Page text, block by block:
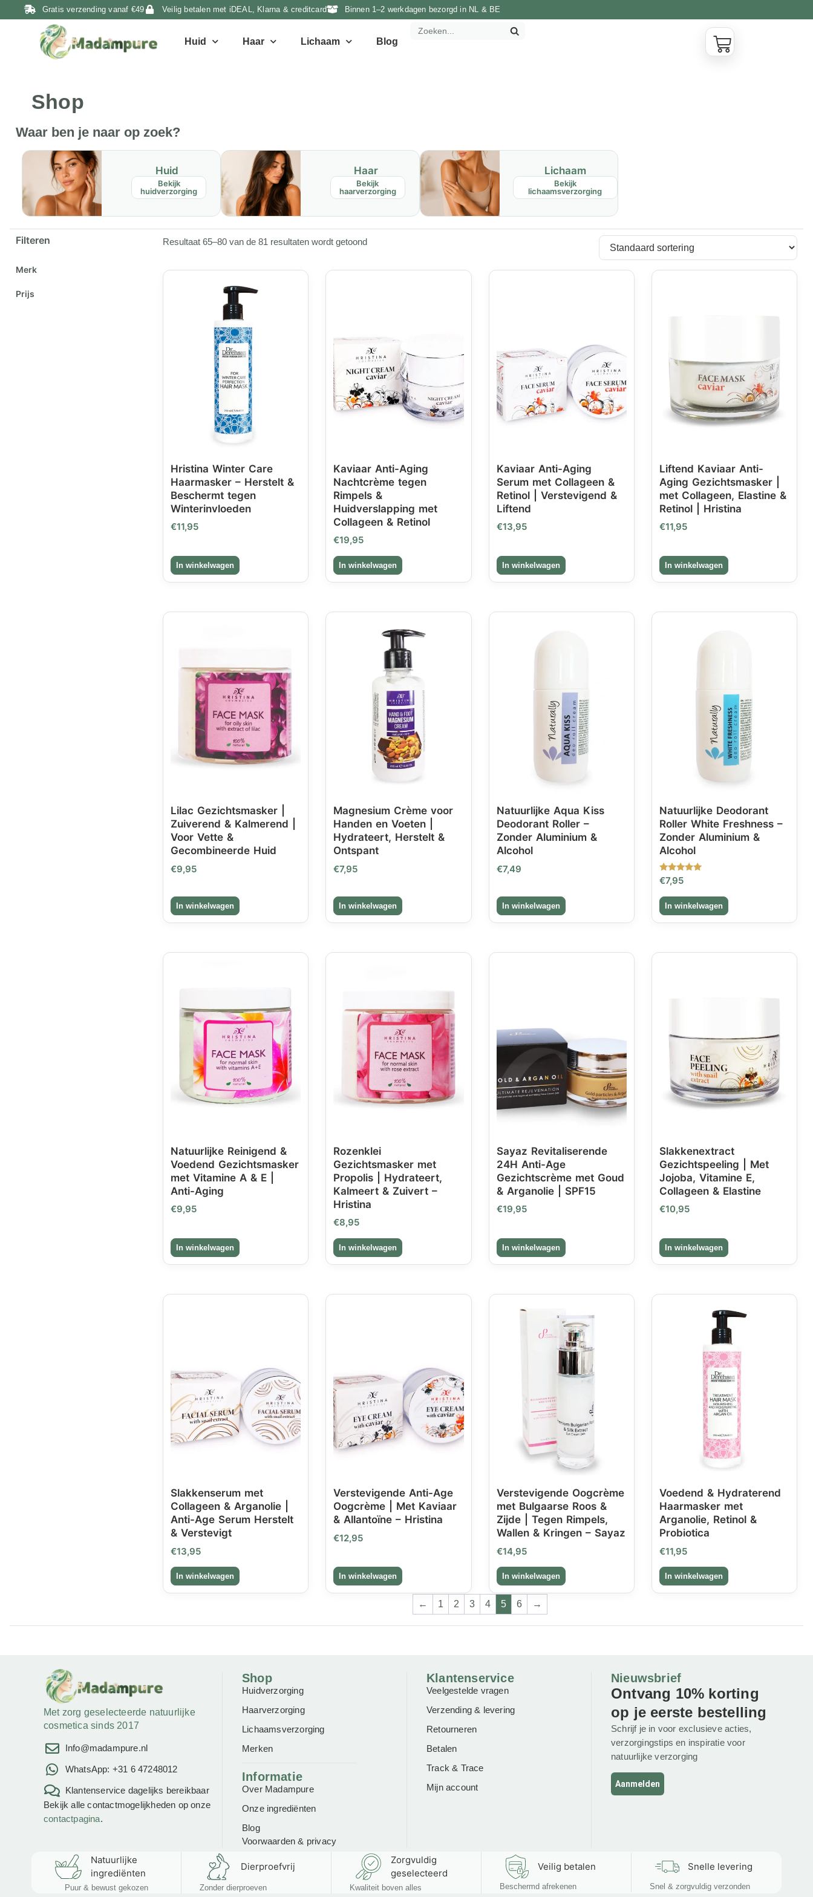
Gratis verzending vanaf €49 Veilig betalen met iDEAL, Klarna & creditcard Binnen 1–2 werkdagen bezorgd in NL & BE
Huid Haar Lichaam Blog
Shop
Waar ben je naar op zoek?
Huid
Bekijk
huidverzorging
Haar
Bekijk
haarverzorging
Lichaam
Bekijk
lichaamsverzorging
Filteren
Merk
Prijs
Resultaat 65–80 van de 81 resultaten wordt getoond
Hristina Winter Care
Haarmasker – Herstelt &
Beschermt tegen
Winterinvloeden
€11,95
Kaviaar Anti-Aging
Nachtcrème tegen
Rimpels &
Huidverslapping met
Collageen & Retinol
€19,95
Kaviaar Anti-Aging
Serum met Collageen &
Retinol | Verstevigend &
Liftend
€13,95
Liftend Kaviaar Anti-
Aging Gezichtsmasker |
met Collageen, Elastine &
Retinol | Hristina
€11,95
Lilac Gezichtsmasker |
Zuiverend & Kalmerend |
Voor Vette &
Gecombineerde Huid
€9,95
Magnesium Crème voor
Handen en Voeten |
Hydrateert, Herstelt &
Ontspant
€7,95
Natuurlijke Aqua Kiss
Deodorant Roller –
Zonder Aluminium &
Alcohol
€7,49
Natuurlijke Deodorant
Roller White Freshness –
Zonder Aluminium &
Alcohol
Gewaardeerd
5.00
€7,95
Natuurlijke Reinigend &
Voedend Gezichtsmasker
met Vitamine A & E |
Anti-Aging
€9,95
Rozenklei
Gezichtsmasker met
Propolis | Hydrateert,
Kalmeert & Zuivert –
Hristina
€8,95
Sayaz Revitaliserende
24H Anti-Age
Gezichtscrème met Goud
& Arganolie | SPF15
€19,95
Slakkenextract
Gezichtspeeling | Met
Jojoba, Vitamine E,
Collageen & Elastine
€10,95
Slakkenserum met
Collageen & Arganolie |
Anti-Age Serum Herstelt
& Verstevigt
€13,95
Verstevigende Anti-Age
Oogcrème | Met Kaviaar
& Allantoïne – Hristina
€12,95
Verstevigende Oogcrème
met Bulgaarse Roos &
Zijde | Tegen Rimpels,
Wallen & Kringen – Sayaz
€14,95
Voedend & Hydraterend
Haarmasker met
Arganolie, Retinol &
Probiotica
€11,95
← 1 2 3 4 5 6 →
Met zorg geselecteerde natuurlijke
cosmetica sinds 2017
Info@madampure.nl
WhatsApp: +31 6 47248012
Klantenservice dagelijks bereikbaar
Bekijk alle contactmogelijkheden op onze
contactpagina.
Shop
Huidverzorging
Haarverzorging
Lichaamsverzorging
Merken
Informatie
Over Madampure
Onze ingrediënten
Blog
Voorwaarden & privacy
Klantenservice
Veelgestelde vragen
Verzending & levering
Retourneren
Betalen
Track & Trace
Mijn account
Nieuwsbrief
Ontvang 10% korting
op je eerste bestelling
Schrijf je in voor exclusieve acties,
verzorgingstips en inspiratie voor
natuurlijke verzorging
Aanmelden
Natuurlijke
ingrediënten
Puur & bewust gekozen
Dierproefvrij
Zonder dierproeven
Zorgvuldig
geselecteerd
Kwaliteit boven alles
Veilig betalen
Beschermd afrekenen
Snelle levering
Snel & zorgvuldig verzonden